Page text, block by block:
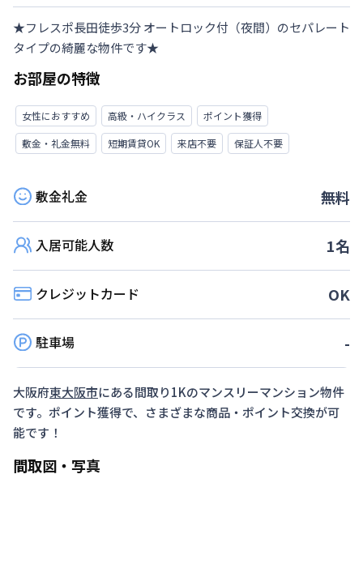
★フレスポ長田徒歩3分 オートロック付（夜間）のセパレート
タイプの綺麗な物件です★
お部屋の特徴
女性におすすめ 高級・ハイクラス
ポイント獲得
敷金・礼金無料
短期賃貸OK 来店不要 保証人不要
敷金礼金 無料
入居可能人数 1名
クレジットカード OK
駐車場 -
大阪府東大阪市にある間取り1Kのマンスリーマンション物件
です。ポイント獲得で、さまざまな商品・ポイント交換が可
能です！
間取図・写真